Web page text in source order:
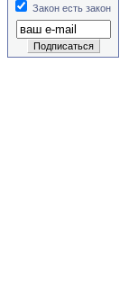
Закон есть закон